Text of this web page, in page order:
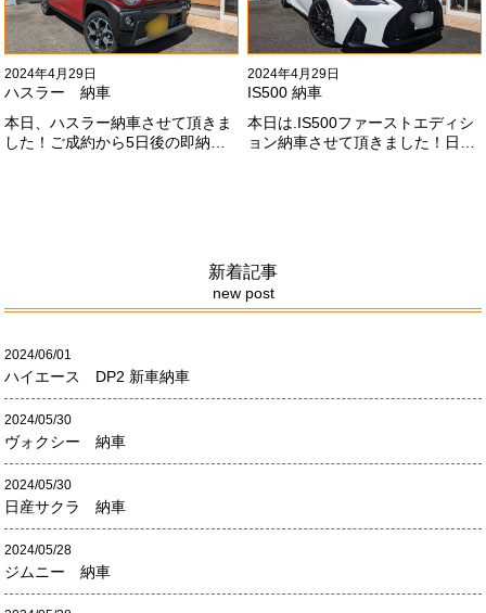
2024年4月29日
ハスラー 納車
本日、ハスラー納車させて頂きま
した！ご成約から5日後の即納車
2024年4月29日
IS500 納車
本日は.IS500ファーストエディシ
ョン納車させて頂きました！日本
絡ください！
新着記事
new post
2024/06/01
ハイエース DP2 新車納車
2024/05/30
ヴォクシー 納車
2024/05/30
日産サクラ 納車
2024/05/28
ジムニー 納車